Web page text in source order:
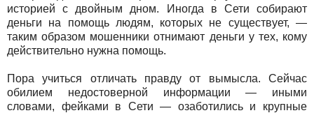
историей с двойным дном. Иногда в Сети собирают
деньги на помощь людям, которых не существует, —
таким образом мошенники отнимают деньги у тех, кому
действительно нужна помощь.
Пора учиться отличать правду от вымысла. Сейчас
обилием недостоверной информации — иными
словами, фейками в Сети — озаботились и крупные